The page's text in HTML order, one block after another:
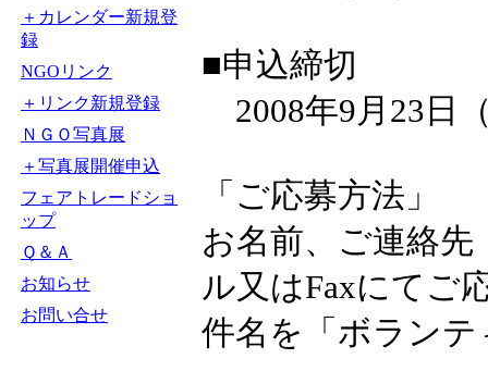
＋カレンダー新規登
録
NGOリンク
＋リンク新規登録
ＮＧＯ写真展
＋写真展開催申込
フェアトレードショ
ップ
Ｑ＆Ａ
お知らせ
お問い合せ
■申込締切
2008年9月23日
「ご応募方法」
お名前、ご連絡先
ル又はFaxにてご
件名を「ボラン